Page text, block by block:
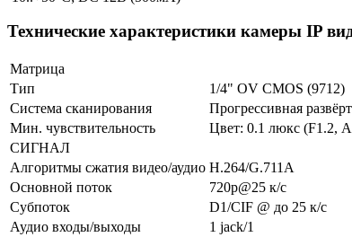
Технические характеристики камеры IP
Матрица
Тип
1/4" OV CMOS (9712)
Система сканирования
Прогрессивная
Мин. чувствительность
Цвет: 0.1 люкс (F1.2,
СИГНАЛ
Алгоритмы сжатия видео/аудио H.264/G.711A
Основной поток
720p@25 к/с
Субпоток
D1/CIF @ до 25 к/с
Аудио входы/выходы
1 jack/1